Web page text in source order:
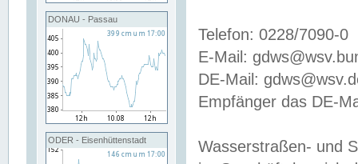
DONAU - Passau
ODER - Eisenhüttenstadt
Telefon: 0228/7090-0
E-Mail:
DE-Mail:
Empfänger das DE-
Wasserstraßen- und